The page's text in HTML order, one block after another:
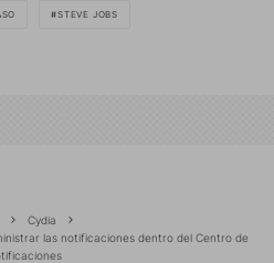
STEVE JOBS
Cydia
las notificaciones dentro del Centro de